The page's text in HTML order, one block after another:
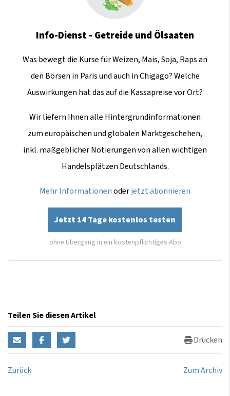
Info-Dienst - Getreide und Ölsaaten
Was bewegt die Kurse für Weizen, Mais, Soja, Raps an
den Börsen in Paris und auch in Chigago? Welche
Auswirkungen hat das auf die Kassapreise vor Ort?
Wir liefern Ihnen alle Hintergrundinformationen
zum europäischen und globalen Marktgeschehen,
inkl. maßgeblicher Notierungen von allen wichtigen
Handelsplätzen Deutschlands.
Mehr Informationenoderjetzt abonnieren
Jetzt 14 Tage kostenlos testen
ohne Übergang in ein kostenpflichtiges Abo
Teilen Sie diesen Artikel
Drucken
Zurück Zum Archiv